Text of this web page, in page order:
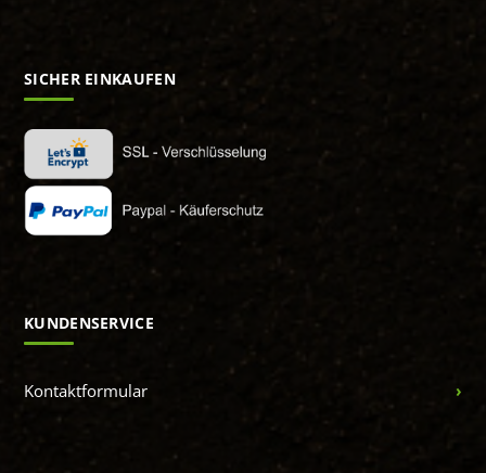
SICHER EINKAUFEN
KUNDENSERVICE
Kontaktformular